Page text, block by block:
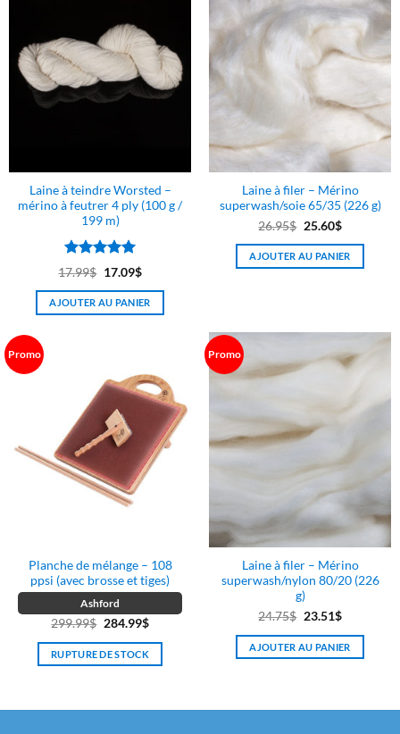
sur
page
du
produit
Laine à teindre Worsted –
mérino à feutrer 4 ply (100 g /
199 m)
Note 5sur
5
17.99$ Le
prix
initial
17.09$Le
prix
actuel
AJOUTER AU PANIER
Laine à filer – Mérino
superwash/soie 65/35 (226 g)
26.95$ Le
prix
initial
25.60$Le
prix
actuel
AJOUTER AU PANIER
Promo
Planche de mélange – 108
ppsi (avec brosse et tiges)
Ashford
299.99$ Le
prix
initial
284.99$Le
prix
actuel
RUPTURE DE STOCK
Promo
Laine à filer – Mérino
superwash/nylon 80/20 (226
g)
24.75$ Le
prix
initial
23.51$Le
prix
actuel
AJOUTER AU PANIER